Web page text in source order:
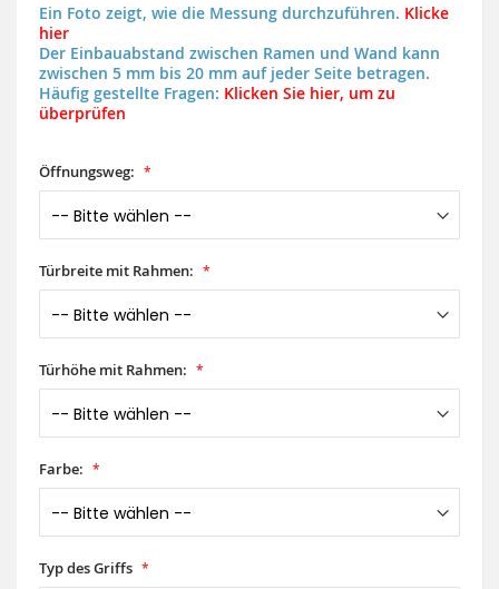
Ein Foto zeigt, wie die Messung durchzuführen. Klicke
hier
Der Einbauabstand zwischen Ramen und Wand kann
zwischen 5 mm bis 20 mm auf jeder Seite betragen.
Häufig gestellte Fragen: Klicken Sie hier, um zu
überprüfen
Öffnungsweg:
Türbreite mit Rahmen:
Türhöhe mit Rahmen:
Farbe:
Typ des Griffs